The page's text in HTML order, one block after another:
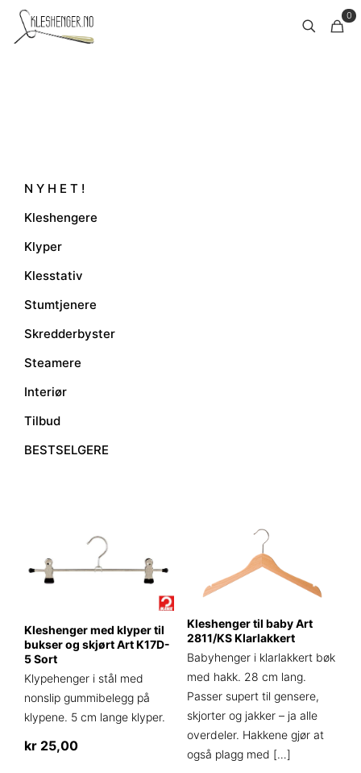
0
N Y H E T !
Kleshengere
Klyper
Klesstativ
Stumtjenere
Skredderbyster
Steamere
Interiør
Tilbud
BESTSELGERE
Kleshenger med klyper til
bukser og skjørt Art K17D-
5 Sort
Klypehenger i stål med
nonslip gummibelegg på
klypene. 5 cm lange klyper.
kr 25,00
Kleshenger til baby Art
2811/KS Klarlakkert
Babyhenger i klarlakkert bøk
med hakk. 28 cm lang.
Passer supert til gensere,
skjorter og jakker – ja alle
overdeler. Hakkene gjør at
også plagg med […]